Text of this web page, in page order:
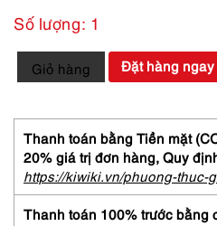
Số lượng: 1
5573-
Gọng
nữ-
Mới/Chưa
sử
dụng-
PROGRESS
6814
Giỏ hàng Đặt hàng ngay
Thanh toán bằng Tiền mặt
20% giá trị đơn hàng, Quy
https://kiwiki.vn/phuong-thuc-
Thanh toán 100% trước bằng